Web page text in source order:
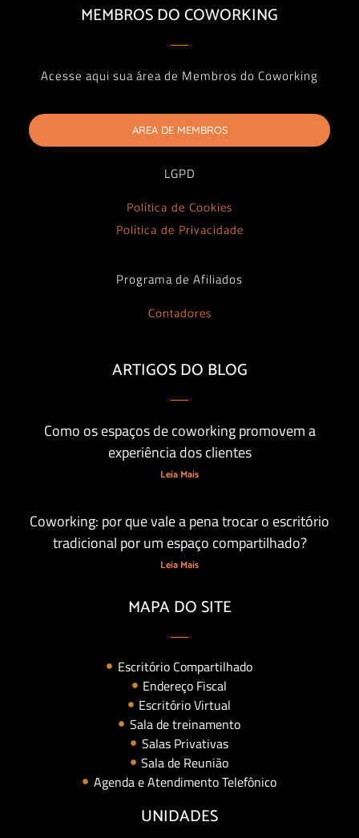
MEMBROS DO COWORKING
Acesse aqui sua área de Membros do Coworking
AREA DE MEMBROS
LGPD
Política de Cookies
Política de Privacidade
Programa de Afiliados
Contadores
ARTIGOS DO BLOG
Como os espaços de coworking promovem a
experiência dos clientes
Leia Mais
Coworking: por que vale a pena trocar o escritório
tradicional por um espaço compartilhado?
Leia Mais
MAPA DO SITE
Escritório Compartilhado
Endereço Fiscal
Escritório Virtual
Sala de treinamento
Salas Privativas
Sala de Reunião
Agenda e Atendimento Telefônico
UNIDADES